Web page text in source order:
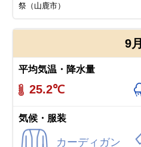
祭（山鹿市）
9月
平均気温・降水量
25.2℃
気候・服装
カーディガン